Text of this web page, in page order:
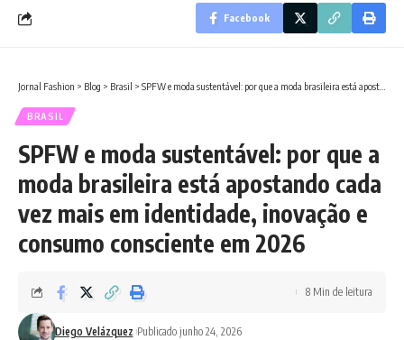
Facebook
Jornal Fashion > Blog > Brasil > SPFW e moda sustentável: por que a moda brasileira está apostando cada vez mais em identidade, inovação e consumo consciente em 2026
BRASIL
SPFW e moda sustentável: por que a
moda brasileira está apostando cada
vez mais em identidade, inovação e
consumo consciente em 2026
Diego Velázquez Publicado junho 24, 2026
8 Min de leitura